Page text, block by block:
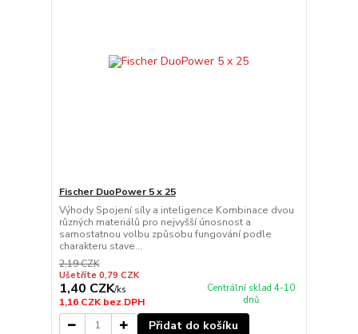
Fischer DuoPower 5 x 25
Výhody Spojení síly a inteligence Kombinace dvou
různých materiálů pro nejvyšší únosnost a
samostatnou volbu způsobu fungování podle
charakteru stave...
2,19 CZK
Ušetříte 0,79 CZK
1,40 CZK/ks
1,16 CZKbez DPH
Centrální sklad 4-10
dnů
Přidat do košíku